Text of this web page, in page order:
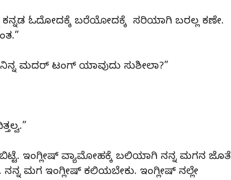
ಓದೋದಕ್ಕೆ ಬರೆಯೋದಕ್ಕೆ ಸರಿಯಾಗಿ ಬರಲ್ಲ ಕಣೇ.
ನಿನ್ನ ಮದರ್ ಟಂಗ್ ಯಾವುದು ಸುಶೀಲಾ?”
ಇಂಗ್ಲೀಷ್ ವ್ಯಾಮೋಹಕ್ಕೆ ಬಲಿಯಾಗಿ ನನ್ನ ಮಗನ ಜೊತೆ
ನನ್ನ ಮಗ ಇಂಗ್ಲೀಷ್ ಕಲಿಯಬೇಕು. ಇಂಗ್ಲೀಷ್ ನಲ್ಲೇ